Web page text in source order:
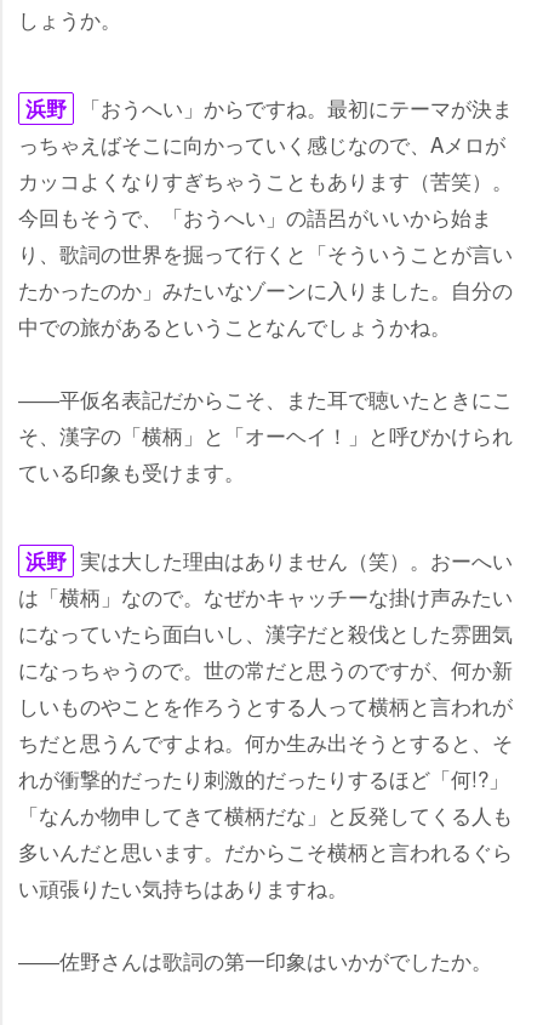
しょうか。
浜野
「おうへい」からですね。最初にテーマが決ま
っちゃえばそこに向かっていく感じなので、Aメロが
カッコよくなりすぎちゃうこともあります（苦笑）。
今回もそうで、「おうへい」の語呂がいいから始ま
り、歌詞の世界を掘って行くと「そういうことが言い
たかったのか」みたいなゾーンに入りました。自分の
中での旅があるということなんでしょうかね。
――平仮名表記だからこそ、また耳で聴いたときにこ
そ、漢字の「横柄」と「オーヘイ！」と呼びかけられ
ている印象も受けます。
浜野 実は大した理由はありません（笑）。おーへい
は「横柄」なので。なぜかキャッチーな掛け声みたい
になっていたら面白いし、漢字だと殺伐とした雰囲気
になっちゃうので。世の常だと思うのですが、何か新
しいものやことを作ろうとする人って横柄と言われが
ちだと思うんですよね。何か生み出そうとすると、そ
れが衝撃的だったり刺激的だったりするほど「何!?」
「なんか物申してきて横柄だな」と反発してくる人も
多いんだと思います。だからこそ横柄と言われるぐら
い頑張りたい気持ちはありますね。
――佐野さんは歌詞の第一印象はいかがでしたか。